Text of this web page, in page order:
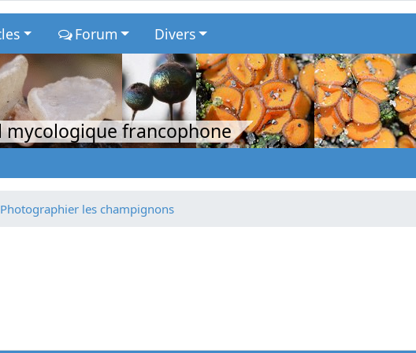
Forum Divers
francophone
Photographier les champignons